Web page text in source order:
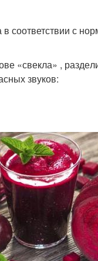
соот­вет­ствии с
«свек­ла» ,
зву­ков: